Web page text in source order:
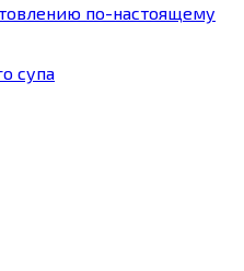
по-настоящему
супа